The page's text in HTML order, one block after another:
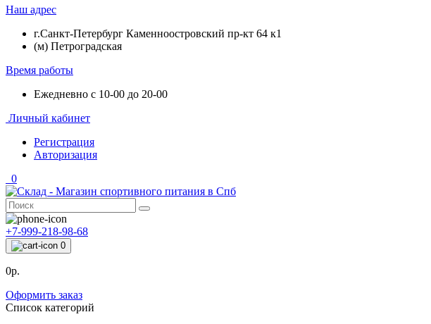
Наш адрес
г.Санкт-Петербург Каменноостровский пр-кт 64 к1
(м) Петроградская
Время работы
Ежедневно с 10-00 до 20-00
Личный кабинет
Регистрация
Авторизация
0
+7-999-218-98-68
0
0р.
Оформить заказ
Список категорий